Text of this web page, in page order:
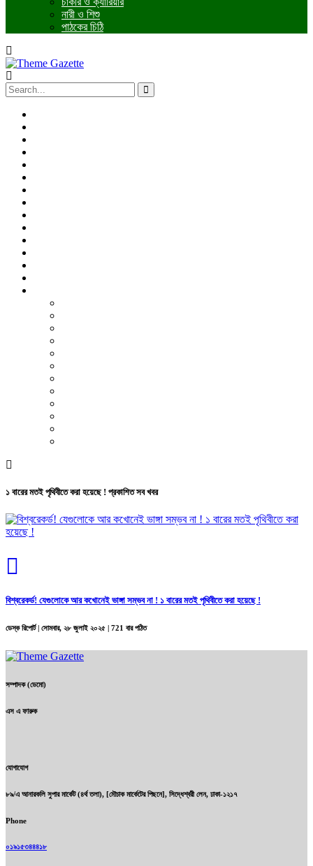
নারী ও শিশু
পাঠকের চিঠি
১ বারের মতই পৃথিবীতে করা হয়েছে ! প্রকাশিত সব খবর
বিশ্বরেকর্ড! যেগুলোকে আর কখোনেই ভাঙ্গা সম্ভব না ! ১ বারের মতই পৃথিবীতে করা হয়েছে !
ডেস্ক রিপোর্ট | সোমবার, ২৮ জুলাই ২০২৫ | 721 বার পঠিত
সম্পাদক (ডেমো)
এস এ ফারুক
যোগাযোগ
৮৯/এ আনারকলি সুপার মার্কেট (৪র্থ তলা), [মৌচাক মার্কেটের পিছনে], সিদ্ধেশ্বরী লেন, ঢাকা-১২১৭
Phone
০১৯১৫৩৪৪৪১৮